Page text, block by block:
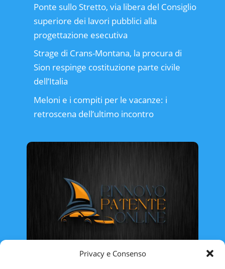
Privacy e Consenso
Ponte sullo Stretto, via libera del Consiglio
superiore dei lavori pubblici alla
progettazione esecutiva
Strage di Crans-Montana, la procura di
Sion respinge costituzione parte civile
dell’Italia
Meloni e i compiti per le vacanze: i
retroscena dell’ultimo incontro